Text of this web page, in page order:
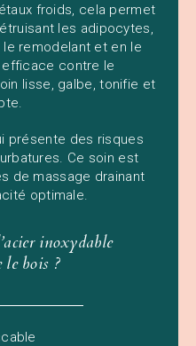
froids, cela permet
les adipocytes,
remodelant et en le
contre le
lisse, galbe, tonifie et
présente des risques
Ce soin est
de massage drainant
optimale.
inoxydable
bois ?